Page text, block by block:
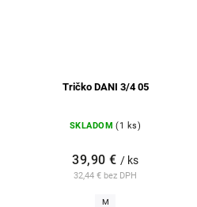
Tričko DANI 3/4 05
SKLADOM (1 ks)
32,44 € bez DPH
39,90 € / ks
M